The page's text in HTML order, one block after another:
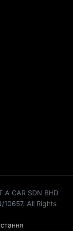
A CAR SDN BHD
10657. All Rights